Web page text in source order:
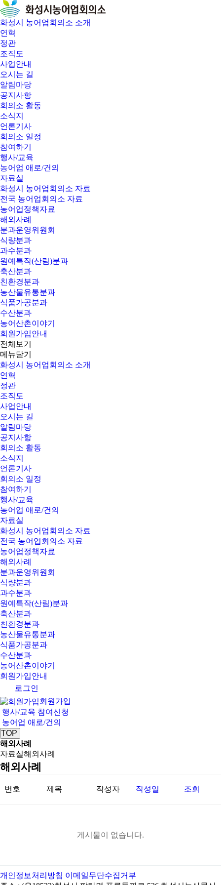
화성시 농어업회의소 소개
연혁
정관
조직도
사업안내
오시는 길
알림마당
공지사항
회의소 활동
소식지
언론기사
회의소 일정
참여하기
행사/교육
농어업 애로/건의
자료실
화성시 농어업회의소 자료
전국 농어업회의소 자료
농어업정책자료
해외사례
분과운영위원회
식량분과
과수분과
원예특작(산림)분과
축산분과
친환경분과
농산물유통분과
식품가공분과
수산분과
농어산촌이야기
회원가입안내
전체보기
메뉴닫기
화성시 농어업회의소 소개
연혁
정관
조직도
사업안내
오시는 길
알림마당
공지사항
회의소 활동
소식지
언론기사
회의소 일정
참여하기
행사/교육
농어업 애로/건의
자료실
화성시 농어업회의소 자료
전국 농어업회의소 자료
농어업정책자료
해외사례
분과운영위원회
식량분과
과수분과
원예특작(산림)분과
축산분과
친환경분과
농산물유통분과
식품가공분과
수산분과
농어산촌이야기
회원가입안내
로그인
회원가입
행사/교육 참여신청
농어업 애로/건의
TOP
해외사례
자료실해외사례
해외사례
번호 제목 작성자 작성일 조회
게시물이 없습니다.
개인정보처리방침 이메일무단수집거부